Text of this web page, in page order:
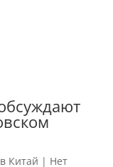
Китай | Нет